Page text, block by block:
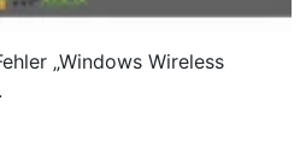
„Windows Wireless